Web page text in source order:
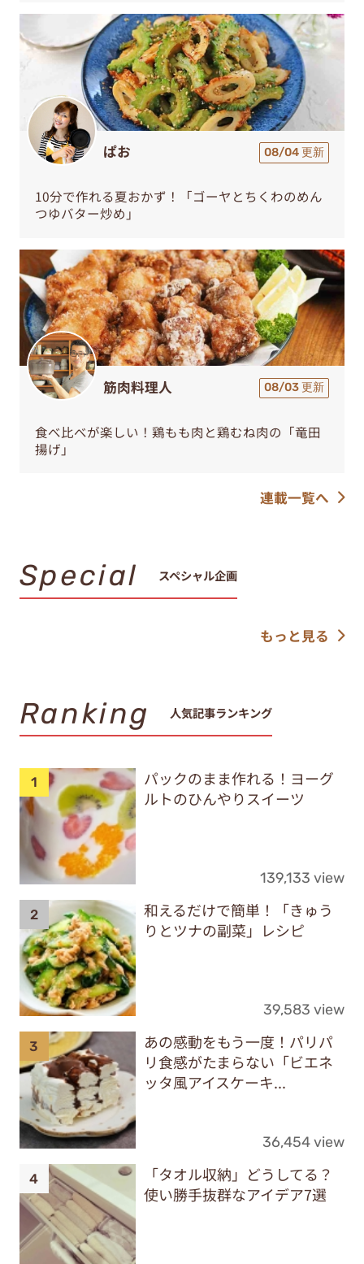
ぱお 08/04 更新
10分で作れる夏おかず！「ゴーヤとちくわのめん
つゆバター炒め」
筋肉料理人 08/03 更新
食べ比べが楽しい！鶏もも肉と鶏むね肉の「竜田
揚げ」
連載一覧へ
Special スペシャル企画
もっと見る
Ranking 人気記事ランキング
パックのまま作れる！ヨーグ
ルトのひんやりスイーツ
139,133 view
和えるだけで簡単！「きゅう
りとツナの副菜」レシピ
39,583 view
あの感動をもう一度！パリパ
リ食感がたまらない「ビエネ
ッタ風アイスケーキ...
36,454 view
「タオル収納」どうしてる？
使い勝手抜群なアイデア7選